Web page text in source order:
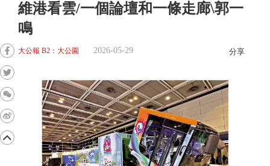
維港看雲/一個論壇和一條走廊\郭一
鳴
大公報 B2：大公園 2026-05-29 分享